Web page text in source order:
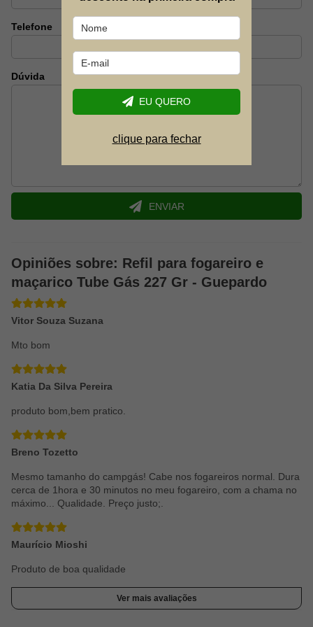
Com válvula de segurança, que permite o engate e desengate
sem vazamentos
Telefone
Dúvida
ENVIAR
Opiniões sobre: Refil para fogareiro e
maçarico Tube Gás 227 Gr - Guepardo
Vitor Souza Suzana
Mto bom
Katia Da Silva Pereira
produto bom,bem pratico.
Breno Tozetto
Mesmo tamanho do campgás! Cabe nos fogareiros normal. Dura
cerca de 1hora e 30 minutos no meu fogareiro, com a chama no
máximo... Qualidade. Preço justo;.
Maurício Mioshi
Produto de boa qualidade
Ver mais avaliações
EU QUERO
clique para fechar